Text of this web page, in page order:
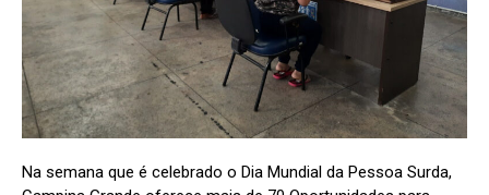
Na semana que é celebrado o Dia Mundial da Pessoa Surda,